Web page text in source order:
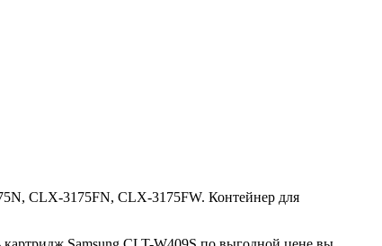
CLX-3175FN, CLX-3175FW. Контейнер для